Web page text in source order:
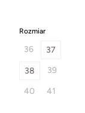
Rozmiar
36 37
38 39
40 41